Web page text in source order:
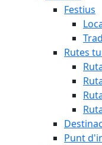
Festius
Rutes
Punt